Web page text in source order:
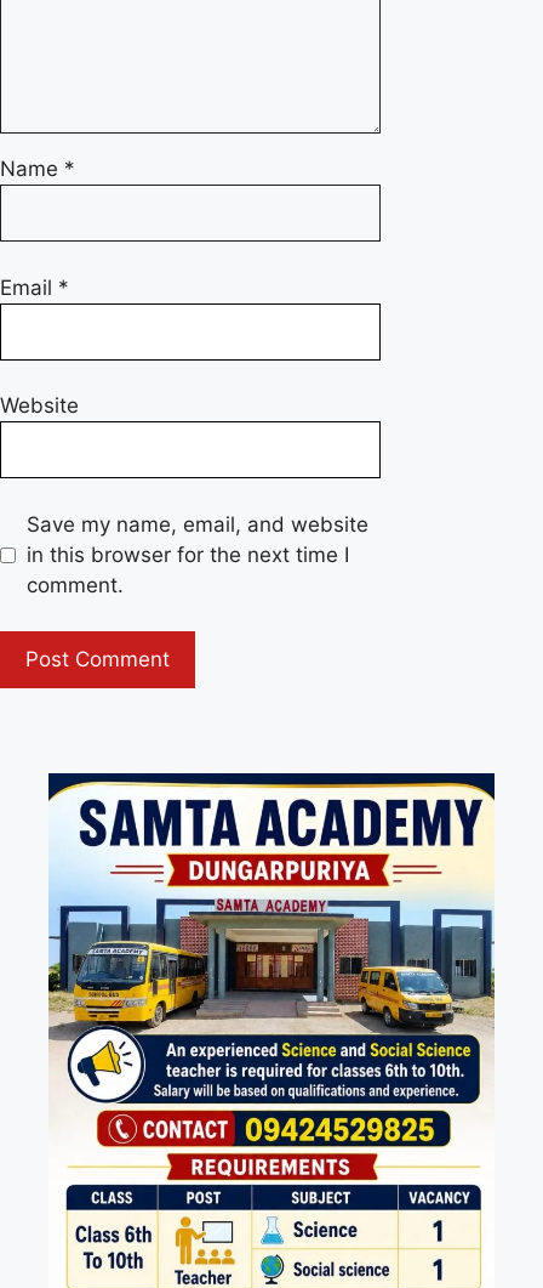
Name *
Email *
Website
Save my name, email, and website
in this browser for the next time I
comment.